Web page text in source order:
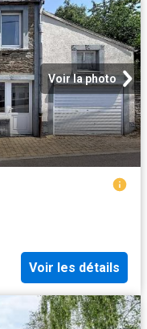
Voir la photo
Voir les détails